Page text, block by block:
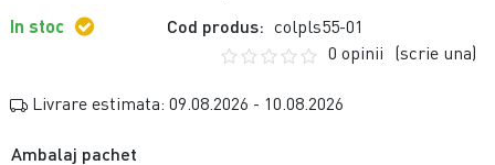
In stoc Cod produs: colpls55-01
0 opinii (scrie una)
Livrare estimata: 09.08.2026 - 10.08.2026
Ambalaj pachet